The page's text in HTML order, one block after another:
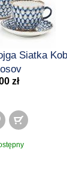
Siatka
zł